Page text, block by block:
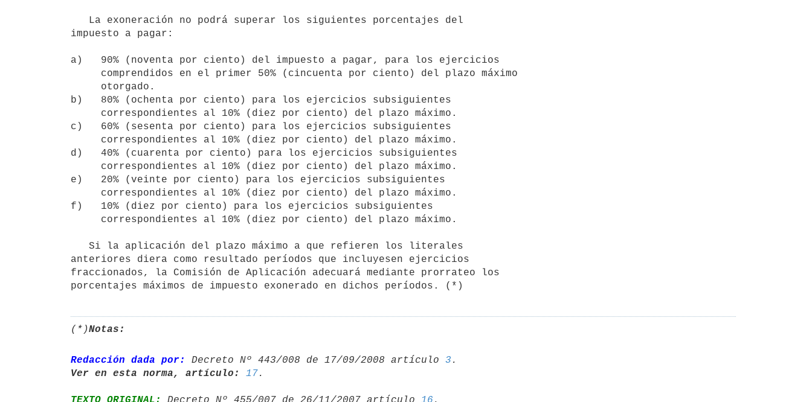
impuesto a pagar:
a)   90% (noventa por ciento) del impuesto a pagar, para los ejercicios
b)   80% (ochenta por ciento) para los ejercicios subsiguientes
c)   60% (sesenta por ciento) para los ejercicios subsiguientes
d)   40% (cuarenta por ciento) para los ejercicios subsiguientes
e)   20% (veinte por ciento) para los ejercicios subsiguientes
f)   10% (diez por ciento) para los ejercicios subsiguientes
anteriores diera como resultado períodos que incluyesen ejercicios
fraccionados, la Comisión de Aplicación adecuará mediante prorrateo los
porcentajes máximos de impuesto exonerado en dichos períodos. (*)
(*)Notas:
Redacción dada por: Decreto Nº 443/008 de 17/09/2008 artículo 3
Ver en esta norma, artículo:
17